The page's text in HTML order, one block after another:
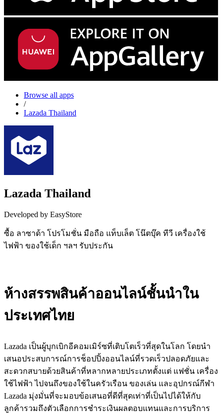
Browse all apps
/
Lazada Thailand
Lazada Thailand
Developed by EasyStore
ซื้อ ลาซาด้า โปรโมชั่น มือถือ แท็บเล็ต โน๊ตบุ๊ค ทีวี เครื่องใช้
ไฟฟ้า ของใช้เด็ก ฯลฯ รับประกัน
ห้างสรรพสินค้าออนไลน์ชั้นนำใน
ประเทศไทย
Lazada เป็นผู้บุกเบิกอีคอมเมิร์ซที่เติบโตเร็วที่สุดในโลก โดยนำ
เสนอประสบการณ์การช็อปปิ้งออนไลน์ที่รวดเร็วปลอดภัยและ
สะดวกสบายด้วยสินค้าที่หลากหลายประเภทตั้งแต่ แฟชั่น เครื่อง
ใช้ไฟฟ้า ไปจนถึงของใช้ในครัวเรือน ของเล่น และอุปกรณ์กีฬา
Lazada มุ่งมั่นที่จะมอบข้อเสนอที่ดีที่สุดเท่าที่เป็นไปได้ให้กับ
ลูกค้ารวมถึงตัวเลือกการชำระเงินผลตอบแทนและการบริการ